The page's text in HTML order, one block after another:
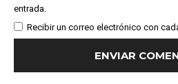
entrada.
Recibir un correo electrónico con